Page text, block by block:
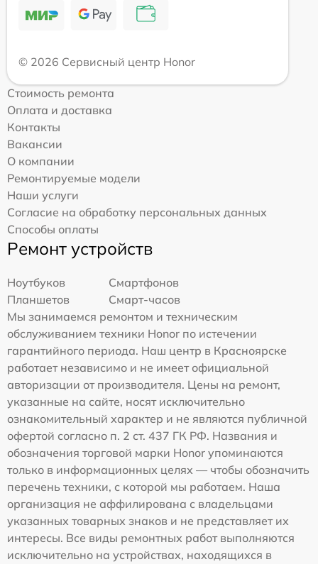
© 2026 Сервисный центр Honor
Стоимость ремонта
Оплата и доставка
Контакты
Вакансии
О компании
Ремонтируемые модели
Наши услуги
Согласие на обработку персональных данных
Способы оплаты
Ремонт устройств
Ноутбуков
Смартфонов
Планшетов
Смарт-часов
Мы занимаемся ремонтом и техническим
обслуживанием техники Honor по истечении
гарантийного периода. Наш центр в Красноярске
работает независимо и не имеет официальной
авторизации от производителя. Цены на ремонт,
указанные на сайте, носят исключительно
ознакомительный характер и не являются публичной
офертой согласно п. 2 ст. 437 ГК РФ. Названия и
обозначения торговой марки Honor упоминаются
только в информационных целях — чтобы обозначить
перечень техники, с которой мы работаем. Наша
организация не аффилирована с владельцами
указанных товарных знаков и не представляет их
интересы. Все виды ремонтных работ выполняются
исключительно на устройствах, находящихся в